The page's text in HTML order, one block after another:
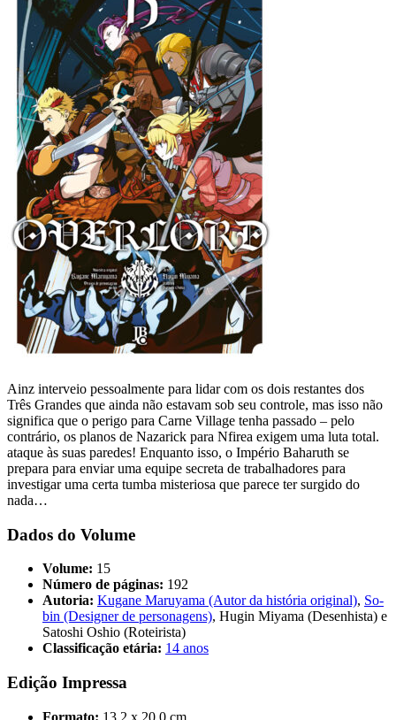
Ainz interveio pessoalmente para lidar com os dois restantes dos
Três Grandes que ainda não estavam sob seu controle, mas isso não
significa que o perigo para Carne Village tenha passado – pelo
contrário, os planos de Nazarick para Nfirea exigem uma luta total.
ataque às suas paredes! Enquanto isso, o Império Baharuth se
prepara para enviar uma equipe secreta de trabalhadores para
investigar uma certa tumba misteriosa que parece ter surgido do
nada…
Dados do Volume
Volume: 15
Número de páginas: 192
Autoria: Kugane Maruyama (Autor da história original), So-
bin (Designer de personagens), Hugin Miyama (Desenhista) e
Satoshi Oshio (Roteirista)
Classificação etária: 14 anos
Edição Impressa
Formato: 13,2 x 20,0 cm